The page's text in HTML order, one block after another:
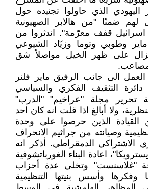
اليهودي الذي حاولوا تجنيده حول
لهم ضمنًا "من هالابر الصهيونية
اسرائيل قفف معرّمة". اندثروا من
وطوبي وتوما وزيّاد الشيوعي
يزال على ظهر الخيل مواصلاً شق
الى جانب الرفيق ماير فلنر
التثقيف الفكري والسياسي
تحرير مجلة "عراخيم" "الدرب"
ولا أبالغ اذا قلت انه كان احد
القيادة الذين حرصوا على وحدة
وصيانته من جراثيم الانحراف
الاشتراكي الدمقراطي. أذكر انه
اعادة البناء الغورباتشوفية
"غلاسنست" وتخلي عدة أحزاب
وأسس بنيتها التنظيمية